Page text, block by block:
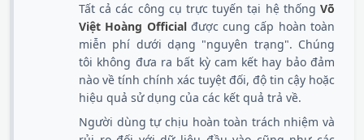
Tất cả các công cụ trực tuyến tại hệ thống Võ
Việt Hoàng Officialđược cung cấp hoàn toàn
miễn phí dưới dạng "nguyên trạng". Chúng
tôi không đưa ra bất kỳ cam kết hay bảo đảm
nào về tính chính xác tuyệt đối, độ tin cậy hoặc
hiệu quả sử dụng của các kết quả trả về.
Người dùng tự chịu hoàn toàn trách nhiệm và